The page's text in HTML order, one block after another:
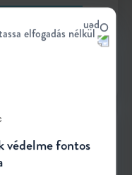
védelme fontos
elfogadás nélkül
a gondozási